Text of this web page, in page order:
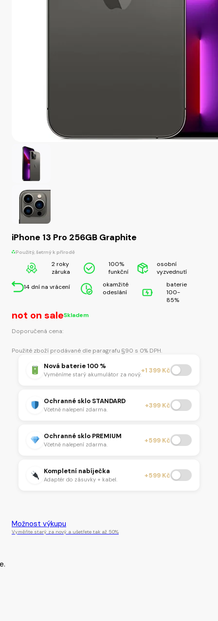
iPhone 13 Pro 256GB Graphite
Použitý, šetrný k přírodě
2 roky
záruka
100%
funkční
osobní
vyzvednutí
14 dní na vrácení
okamžité
odeslání
baterie
100-
85%
not on saleSkladem
Doporučená cena:
Použité zboží prodávané dle paragrafu §90 s 0% DPH.
Nová baterie 100 %
Vyměníme starý akumulátor za nový.+1 399 Kč
Ochranné sklo STANDARD
Včetně nalepení zdarma. +399 Kč
Ochranné sklo PREMIUM
Včetně nalepení zdarma. +599 Kč
Kompletní nabíječka
Adaptér do zásuvky + kabel. +599 Kč
Možnost výkupu
Vyměňte starý za nový a ušetřete tak až 50%